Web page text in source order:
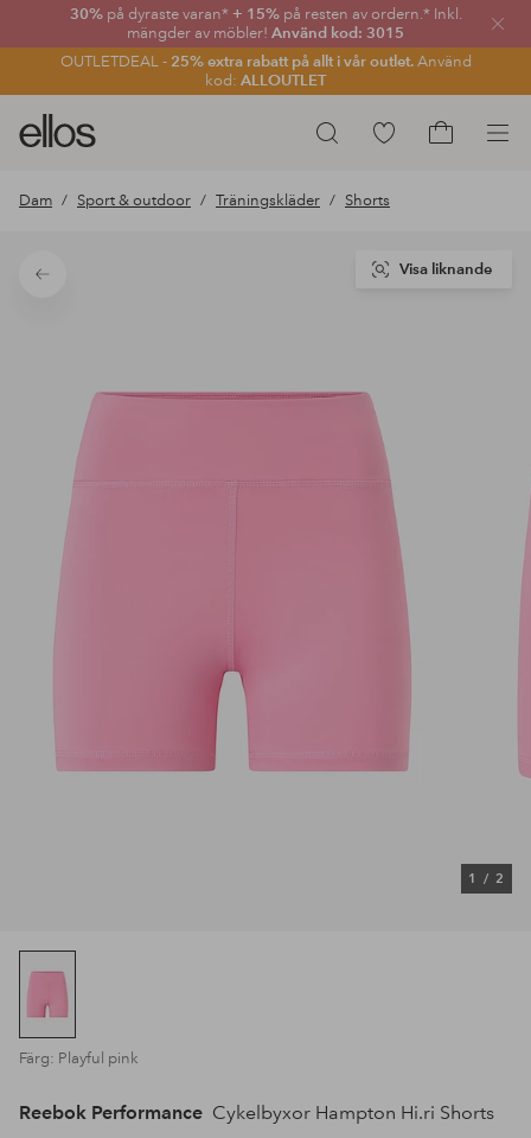
30% på dyraste varan* + 15% på resten av ordern.* Inkl.
mängder av möbler! Använd kod: 3015
OUTLETDEAL - 25% extra rabatt på allt i vår outlet.Använd
kod: ALLOUTLET
Sök
Ellos
logotyp
gå
förstasidan
Gå
Dam Sport & outdoor Träningskläder Shorts
Tillbaka
1 / 2
Visa liknande
Färg: Playful pink
Reebok Performance Cykelbyxor Hampton Hi.ri Shorts